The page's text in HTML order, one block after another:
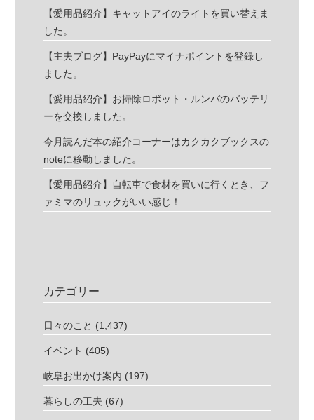
【愛用品紹介】キャットアイのライトを買い替えま
した。
【主夫ブログ】PayPayにマイナポイントを登録し
ました。
【愛用品紹介】お掃除ロボット・ルンバのバッテリ
ーを交換しました。
今月読んだ本の紹介コーナーはカクカクブックスの
noteに移動しました。
【愛用品紹介】自転車で食材を買いに行くとき、フ
ァミマのリュックがいい感じ！
カテゴリー
日々のこと (1,437)
イベント (405)
岐阜お出かけ案内 (197)
暮らしの工夫 (67)